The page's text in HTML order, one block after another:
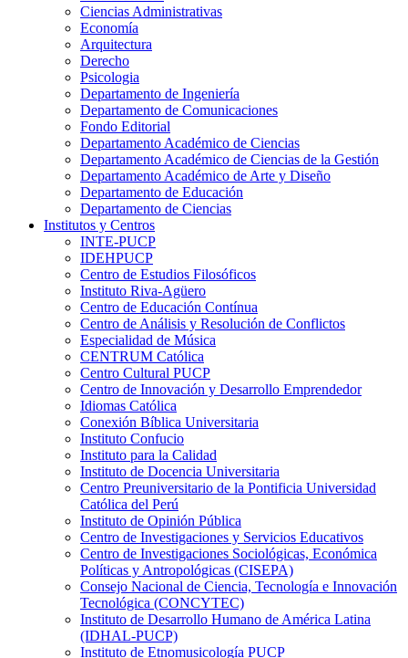
Ciencias Administrativas
Economía
Arquitectura
Derecho
Psicologia
Departamento de Ingeniería
Departamento de Comunicaciones
Fondo Editorial
Departamento Académico de Ciencias
Departamento Académico de Ciencias de la Gestión
Departamento Académico de Arte y Diseño
Departamento de Educación
Departamento de Ciencias
Institutos y Centros
INTE-PUCP
IDEHPUCP
Centro de Estudios Filosóficos
Instituto Riva-Agüero
Centro de Educación Contínua
Centro de Análisis y Resolución de Conflictos
Especialidad de Música
CENTRUM Católica
Centro Cultural PUCP
Centro de Innovación y Desarrollo Emprendedor
Idiomas Católica
Conexión Bíblica Universitaria
Instituto Confucio
Instituto para la Calidad
Instituto de Docencia Universitaria
Centro Preuniversitario de la Pontificia Universidad
Católica del Perú
Instituto de Opinión Pública
Centro de Investigaciones y Servicios Educativos
Centro de Investigaciones Sociológicas, Económica
Políticas y Antropológicas (CISEPA)
Consejo Nacional de Ciencia, Tecnología e Innovación
Tecnológica (CONCYTEC)
Instituto de Desarrollo Humano de América Latina
(IDHAL-PUCP)
Instituto de Etnomusicología PUCP